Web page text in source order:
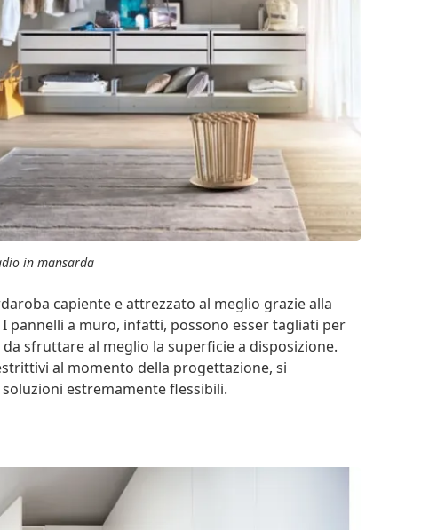
in mansarda
capiente e attrezzato al meglio grazie alla
pannelli a muro, infatti, possono esser tagliati per
sfruttare al meglio la superficie a disposizione.
al momento della progettazione, si
estremamente flessibili.